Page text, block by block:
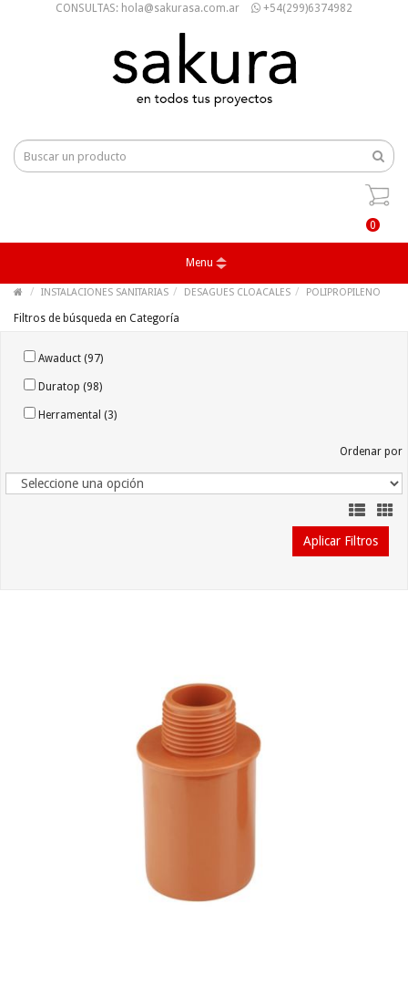
CONSULTAS: hola@sakurasa.com.ar +54(299)6374982
0
Menu
INSTALACIONES SANITARIAS DESAGUES CLOACALES POLIPROPILENO
Filtros de búsqueda en Categoría
Awaduct (97)
Duratop (98)
Herramental (3)
Ordenar por